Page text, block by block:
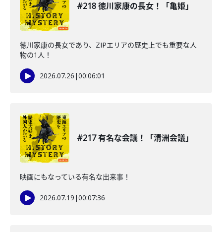
#218 徳川家康の長女！「亀姫」
徳川家康の長女であり、ZIPエリアの歴史上でも重要な人
物の1人！
2026.07.26 |00:06:01
#217 有名な会議！「清洲会議」
映画にもなっている有名な出来事！
2026.07.19 |00:07:36